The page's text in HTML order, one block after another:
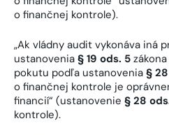
o finančnej kontrole).
„Ak vládny audit vykonáva iná
ustanovenia § 19 ods. 5
pokutu podľa ustanovenia §
o finančnej kontrole je
financií“ (ustanovenie § 28
kontrole).